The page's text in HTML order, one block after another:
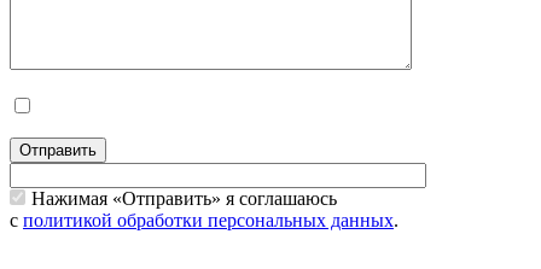
Отправить
Нажимая «Отправить» я соглашаюсь
с политикой обработки персональных данных.